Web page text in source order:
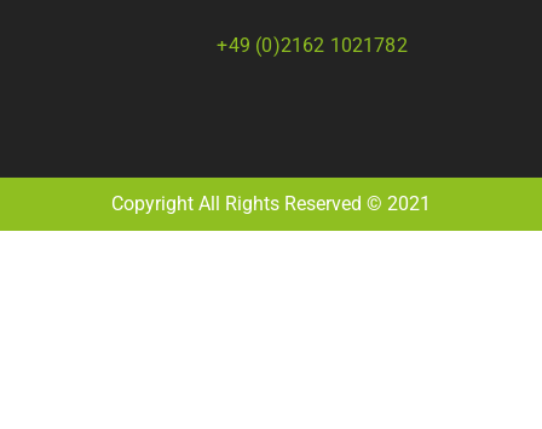
+49 (0)2162 1021782
Copyright All Rights Reserved © 2021